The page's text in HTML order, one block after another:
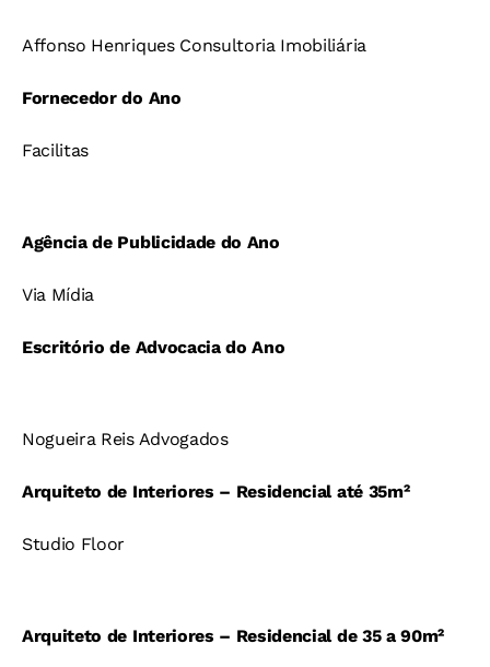
Affonso Henriques Consultoria Imobiliária
Fornecedor do Ano
Facilitas
Agência de Publicidade do Ano
Via Mídia
Escritório de Advocacia do Ano
Nogueira Reis Advogados
Arquiteto de Interiores – Residencial até 35m²
Studio Floor
Arquiteto de Interiores – Residencial de 35 a 90m²